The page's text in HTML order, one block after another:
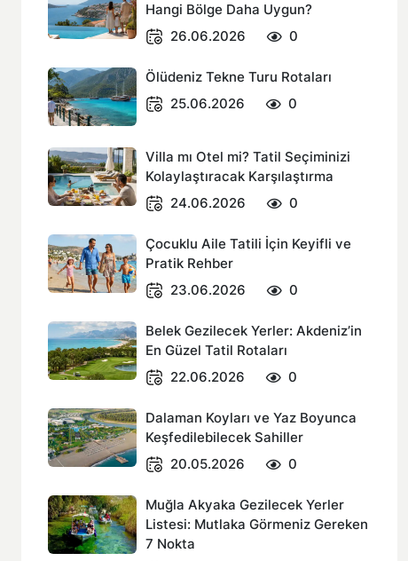
Hangi Bölge Daha Uygun?
26.06.2026
0
Ölüdeniz Tekne Turu Rotaları
25.06.2026
0
Villa mı Otel mi? Tatil Seçiminizi
Kolaylaştıracak Karşılaştırma
24.06.2026
0
Çocuklu Aile Tatili İçin Keyifli ve
Pratik Rehber
23.06.2026
0
Belek Gezilecek Yerler: Akdeniz’in
En Güzel Tatil Rotaları
22.06.2026
0
Dalaman Koyları ve Yaz Boyunca
Keşfedilebilecek Sahiller
20.05.2026
0
Muğla Akyaka Gezilecek Yerler
Listesi: Mutlaka Görmeniz Gereken
7 Nokta